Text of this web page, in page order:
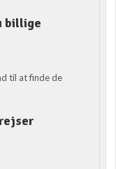
billige
til at finde de